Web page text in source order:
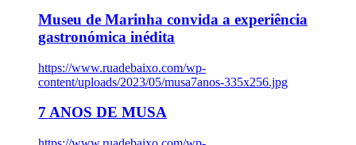
Museu de Marinha convida a experiência
gastronómica inédita
https://www.ruadebaixo.com/wp-
content/uploads/2023/05/musa7anos-335x256.jpg
7 ANOS DE MUSA